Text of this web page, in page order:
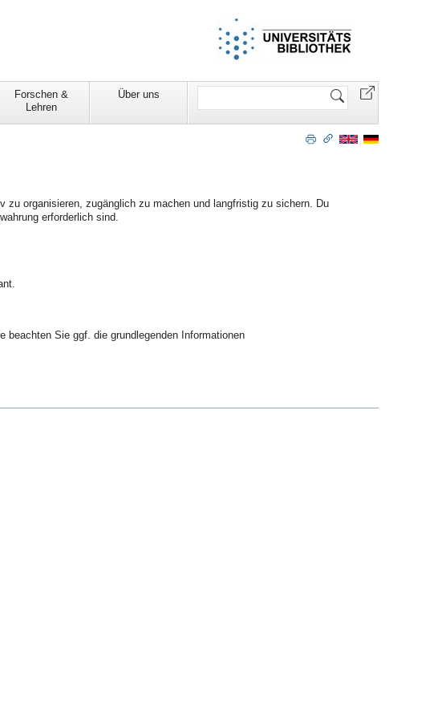
Forschen &
Lehren
Über uns
Website
organisieren, zugänglich zu machen und langfristig zu sichern. Du
erforderlich sind.
beachten Sie ggf. die grundlegenden Informationen